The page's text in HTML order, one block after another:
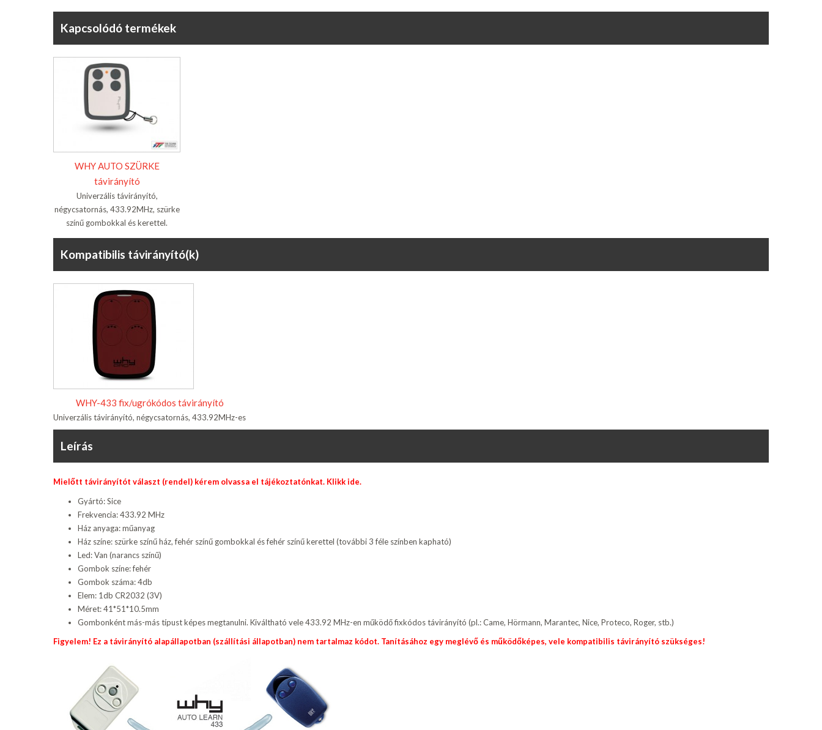
Kapcsolódó termékek
WHY AUTO SZÜRKE
távirányító
Univerzális távirányító,
négycsatornás, 433.92MHz, szürke
színű gombokkal és kerettel.
Kompatibilis távirányító(k)
WHY-433 fix/ugrókódos távirányító
Univerzális távirányító, négycsatornás, 433.92MHz-es
Leírás
Mielőtt távirányítót választ (rendel) kérem olvassa el tájékoztatónkat. Klikk ide.
Gyártó: Sice
Frekvencia: 433.92 MHz
Ház anyaga: műanyag
Ház színe: szürke színű ház, fehér színű gombokkal és fehér színű kerettel (további 3 féle színben kapható)
Led: Van (narancs színű)
Gombok színe: fehér
Gombok száma: 4db
Elem: 1db CR2032 (3V)
Méret: 41*51*10.5mm
Gombonként más-más típust képes megtanulni. Kiváltható vele 433.92 MHz-en működő fixkódos távirányító (pl.: Came, Hörmann, Marantec, Nice, Proteco, Roger, stb.)
Figyelem! Ez a távirányító alapállapotban (szállítási állapotban) nem tartalmaz kódot. Tanításához egy meglévő és működőképes, vele kompatibilis távirányító szükséges!